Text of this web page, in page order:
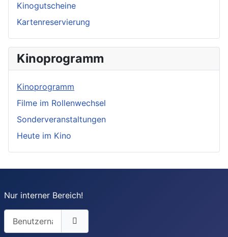
Kinogutscheine
Kartenreservierung
Kinoprogramm
Kinoprogramm
Filme im Rollenwechsel
Sonderveranstaltungen
Heute im Kino
Nur interner Bereich!